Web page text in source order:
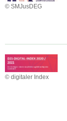
© SMJusDEG
© digitaler Index